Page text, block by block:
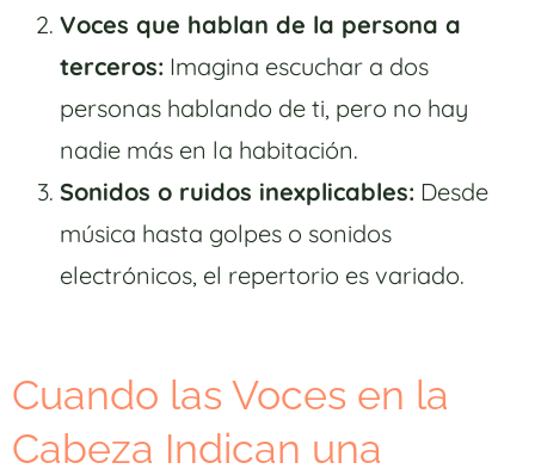
Voces que hablan de la persona a
terceros: Imagina escuchar a dos
personas hablando de ti, pero no hay
nadie más en la habitación.
Sonidos o ruidos inexplicables: Desde
música hasta golpes o sonidos
electrónicos, el repertorio es variado.
Cuando las Voces en la
Cabeza Indican una